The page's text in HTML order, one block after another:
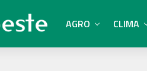
AGRO CLIMA